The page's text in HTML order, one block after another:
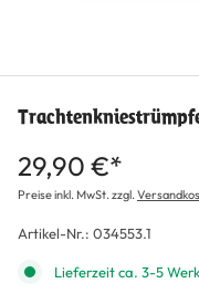
29,90 €*
Preise inkl. MwSt. zzgl.
Artikel-Nr.: 034553.1
Lieferzeit ca. 3-5